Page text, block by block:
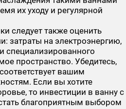
их уходу и регулярной
следует также оценить
затраты на электроэнергию,
специализированного
пространство. Убедитесь,
вашим
Если вы хотите
то инвестиции в ванну с
благоприятным выбором